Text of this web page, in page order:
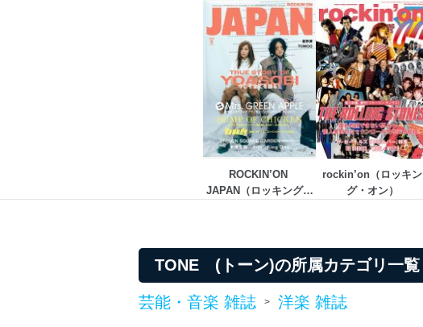
ROCKIN’ON
JAPAN（ロッキング・
rockin’on（ロッキン
グ・オン）
TONE (トーン)の所属カテゴリ一覧
芸能・音楽 雑誌 > 洋楽 雑誌